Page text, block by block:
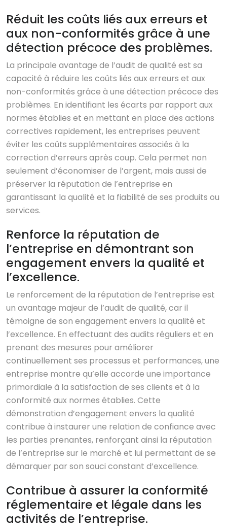
Réduit les coûts liés aux erreurs et
aux non-conformités grâce à une
détection précoce des problèmes.
La principale avantage de l’audit de qualité est sa
capacité à réduire les coûts liés aux erreurs et aux
non-conformités grâce à une détection précoce des
problèmes. En identifiant les écarts par rapport aux
normes établies et en mettant en place des actions
correctives rapidement, les entreprises peuvent
éviter les coûts supplémentaires associés à la
correction d’erreurs après coup. Cela permet non
seulement d’économiser de l’argent, mais aussi de
préserver la réputation de l’entreprise en
garantissant la qualité et la fiabilité de ses produits ou
services.
Renforce la réputation de
l’entreprise en démontrant son
engagement envers la qualité et
l’excellence.
Le renforcement de la réputation de l’entreprise est
un avantage majeur de l’audit de qualité, car il
témoigne de son engagement envers la qualité et
l’excellence. En effectuant des audits réguliers et en
prenant des mesures pour améliorer
continuellement ses processus et performances, une
entreprise montre qu’elle accorde une importance
primordiale à la satisfaction de ses clients et à la
conformité aux normes établies. Cette
démonstration d’engagement envers la qualité
contribue à instaurer une relation de confiance avec
les parties prenantes, renforçant ainsi la réputation
de l’entreprise sur le marché et lui permettant de se
démarquer par son souci constant d’excellence.
Contribue à assurer la conformité
réglementaire et légale dans les
activités de l’entreprise.